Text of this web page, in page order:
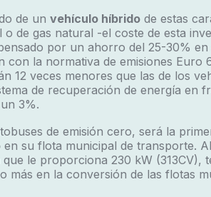
de un vehículo híbrido de estas
o de gas natural -el coste de esta
por un ahorro del 25-30%
con la normativa de emisiones Euro
12 veces menores que las de los
de recuperación de energía en
3%.
de emisión cero, será la
en su flota municipal de transporte.
le proporciona 230 kW (313CV),
más en la conversión de las flotas